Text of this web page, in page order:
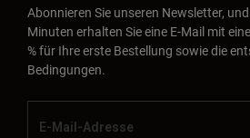
Abonnieren Sie unseren Newsletter,
Minuten erhalten Sie eine E-Mail mit
% für Ihre erste Bestellung sowie die
Bedingungen.